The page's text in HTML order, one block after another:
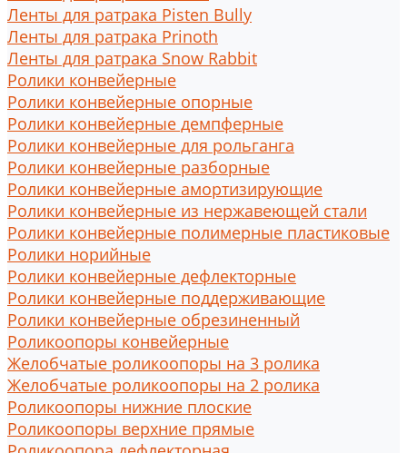
Ленты для ратрака Pisten Bully
Ленты для ратрака Prinoth
Ленты для ратрака Snow Rabbit
Ролики конвейерные
Ролики конвейерные опорные
Ролики конвейерные демпферные
Ролики конвейерные для рольганга
Ролики конвейерные разборные
Ролики конвейерные амортизирующие
Ролики конвейерные из нержавеющей стали
Ролики конвейерные полимерные пластиковые
Ролики норийные
Ролики конвейерные дефлекторные
Ролики конвейерные поддерживающие
Ролики конвейерные обрезиненный
Роликоопоры конвейерные
Желобчатые роликоопоры на 3 ролика
Желобчатые роликоопоры на 2 ролика
Роликоопоры нижние плоские
Роликоопоры верхние прямые